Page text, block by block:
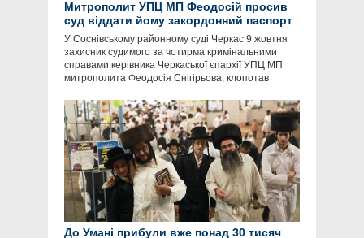
Митрополит УПЦ МП Феодосій просив
суд віддати йому закордонний паспорт
У Соснівському районному суді Черкас 9 жовтня
захисник судимого за чотирма кримінальними
справами керівника Черкаської єпархії УПЦ МП
митрополита Феодосія Снігірьова, клопотав
До Умані прибули вже понад 30 тисяч